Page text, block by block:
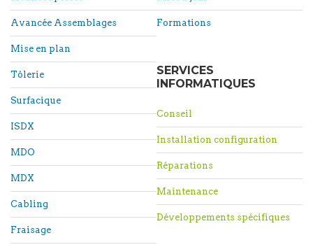
Avancée Assemblages
Mise en plan
Tôlerie
Surfacique
ISDX
MDO
MDX
Cabling
Fraisage
Formations
SERVICES
INFORMATIQUES
Conseil
Installation configuration
Réparations
Maintenance
Développements spécifiques